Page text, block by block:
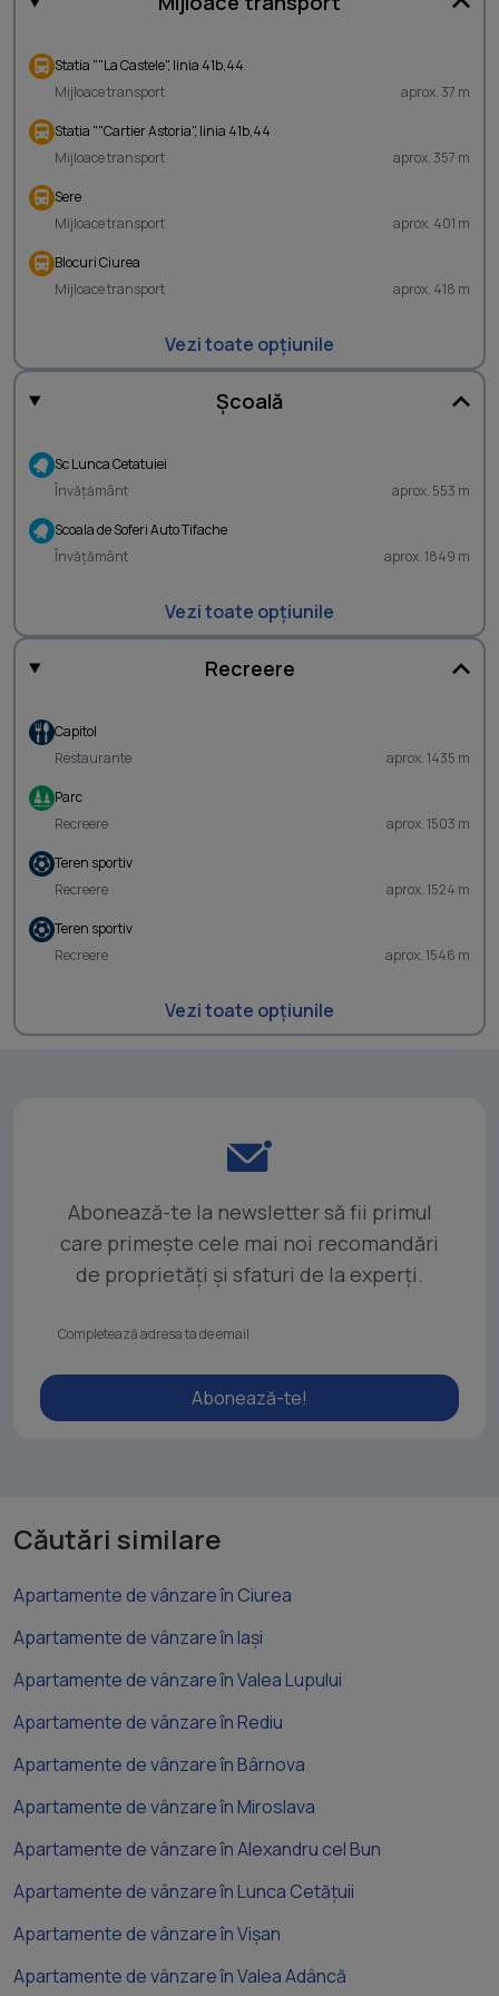
Statia ""La Castele", linia 41b,44
Mijloace transport
aprox. 37 m
Statia ""Cartier Astoria", linia 41b,44
Mijloace transport
aprox. 357 m
Sere
Mijloace transport
aprox. 401 m
Blocuri Ciurea
Mijloace transport
aprox. 418 m
Vezi toate opțiunile
Școală
Sc Lunca Cetatuiei
Învățământ
aprox. 553 m
Scoala de Soferi Auto Tifache
Învățământ
aprox. 1849 m
Vezi toate opțiunile
Recreere
Capitol
Restaurante
aprox. 1435 m
Parc
Recreere
aprox. 1503 m
Teren sportiv
Recreere
aprox. 1524 m
Teren sportiv
Recreere
aprox. 1546 m
Vezi toate opțiunile
Abonează-te la newsletter să fii primul
care primește cele mai noi recomandări
de proprietăți și sfaturi de la experți.
Abonează-te!
Căutări similare
Apartamente de vânzare în Ciurea
Apartamente de vânzare în Iași
Apartamente de vânzare în Valea Lupului
Apartamente de vânzare în Rediu
Apartamente de vânzare în Bârnova
Apartamente de vânzare în Miroslava
Apartamente de vânzare în Alexandru cel Bun
Apartamente de vânzare în Lunca Cetățuii
Apartamente de vânzare în Vișan
Apartamente de vânzare în Valea Adâncă